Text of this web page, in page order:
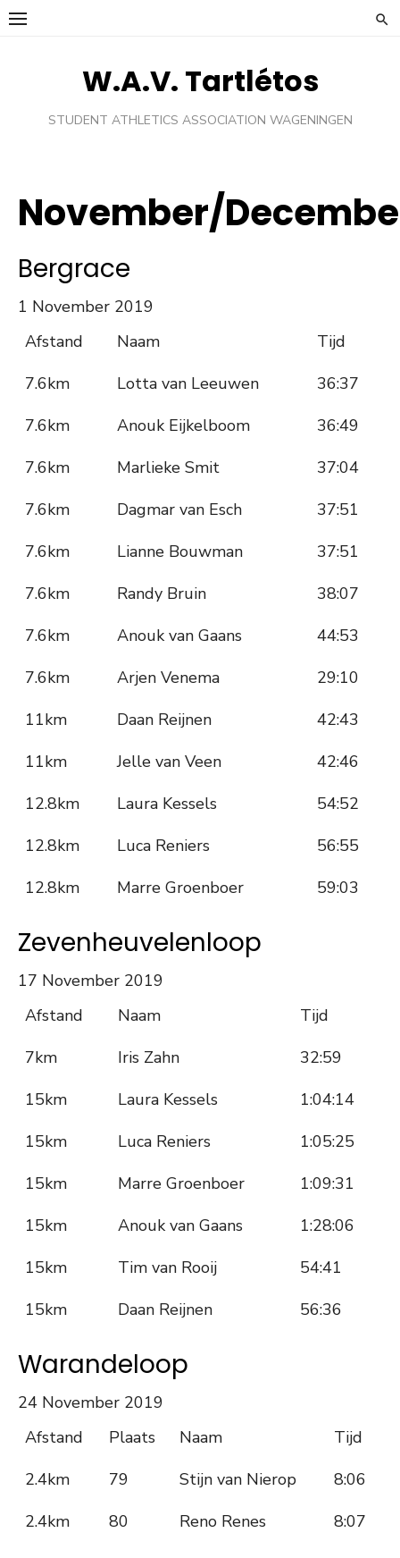
Ga
W.A.V. Tartlétos
STUDENT ATHLETICS ASSOCIATION WAGENINGEN
November/
Bergrace
1 November 2019
Afstand
Naam
Tijd
7.6km
Lotta van Leeuwen
36:37
7.6km
Anouk Eijkelboom
36:49
7.6km
Marlieke Smit
37:04
7.6km
Dagmar van Esch
37:51
7.6km
Lianne Bouwman
37:51
7.6km
Randy Bruin
38:07
7.6km
Anouk van Gaans
44:53
7.6km
Arjen Venema
29:10
11km
Daan Reijnen
42:43
11km
Jelle van Veen
42:46
12.8km
Laura Kessels
54:52
12.8km
Luca Reniers
56:55
12.8km
Marre Groenboer 59:03
Zevenheuvelenloop
17 November 2019
Afstand
Naam
Tijd
7km
Iris Zahn
32:59
15km
Laura Kessels
1:04:14
15km
Luca Reniers
1:05:25
15km
Marre Groenboer
1:09:31
15km
Anouk van Gaans
1:28:06
15km
Tim van Rooij
54:41
15km
Daan Reijnen 56:36
Warandeloop
24 November 2019
Afstand
Plaats Naam
Tijd
2.4km
79 Stijn van Nierop
8:06
2.4km
80 Reno Renes 8:07